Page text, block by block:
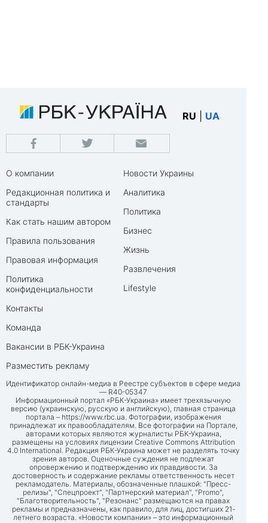
RU UA
О компании
Редакционная политика и
стандарты
Как стать нашим автором
Правила пользования
Правовая информация
Политика
конфиденциальности
Контакты
Команда
Вакансии в РБК-Украина
Разместить рекламу
Новости Украины
Аналитика
Политика
Бизнес
Жизнь
Развлечения
Lifestyle
Идентификатор онлайн-медиа в Реестре субъектов в сфере медиа
— R40-05347
Информационный портал «РБК-Украина» имеет трехязычную
версию (украинскую, русскую и английскую), главная страница
портала – https://www.rbc.ua. Фотографии, изображения
принадлежат их правообладателям. Все фотографии на Портале,
авторами которых являются журналисты РБК-Украина,
размещены на условиях лицензии Creative Commons Attribution
4.0 International. Редакция РБК-Украина может не разделять точку
зрения авторов. Оценочные суждения не подлежат
опровержению и подтверждению их правдивости. За
достоверность и содержание рекламы ответственность несет
рекламодатель. Материалы, обозначенные плашкой: "Пресс-
релизы", "Спецпроект", "Партнерский материал", "Promo",
"Благотворительность", "Резонанс" размещаются на правах
рекламы и предназначены, как правило, для лиц, достигших 21-
летнего возраста. «Новости компании» – это информационный